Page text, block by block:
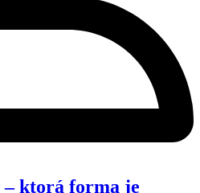
– ktorá forma je